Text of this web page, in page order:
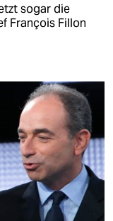
sogar die
François Fillon